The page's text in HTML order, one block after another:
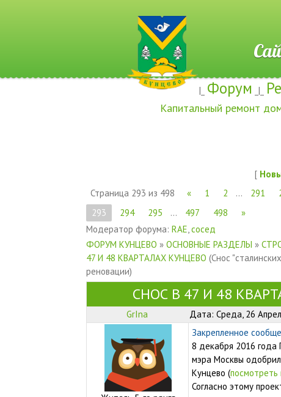
Сайт
|_ Форум _|_
Капитальный ремонт
[
Страница 293 из 498 « 1 2 … 291
293
294 295 … 497 498
»
Модератор форума: RAE сосед
ФОРУМ КУНЦЕВО » ОСНОВНЫЕ РАЗДЕЛЫ »
47 И 48 КВАРТАЛАХ КУНЦЕВО (Снос
реновации)
СНОС В 47 И 48
GrIna Дата: Среда, 26
Закрепленное
8 декабря 2016 года
мэра Москвы
Кунцево (посмотреть
Согласно этому